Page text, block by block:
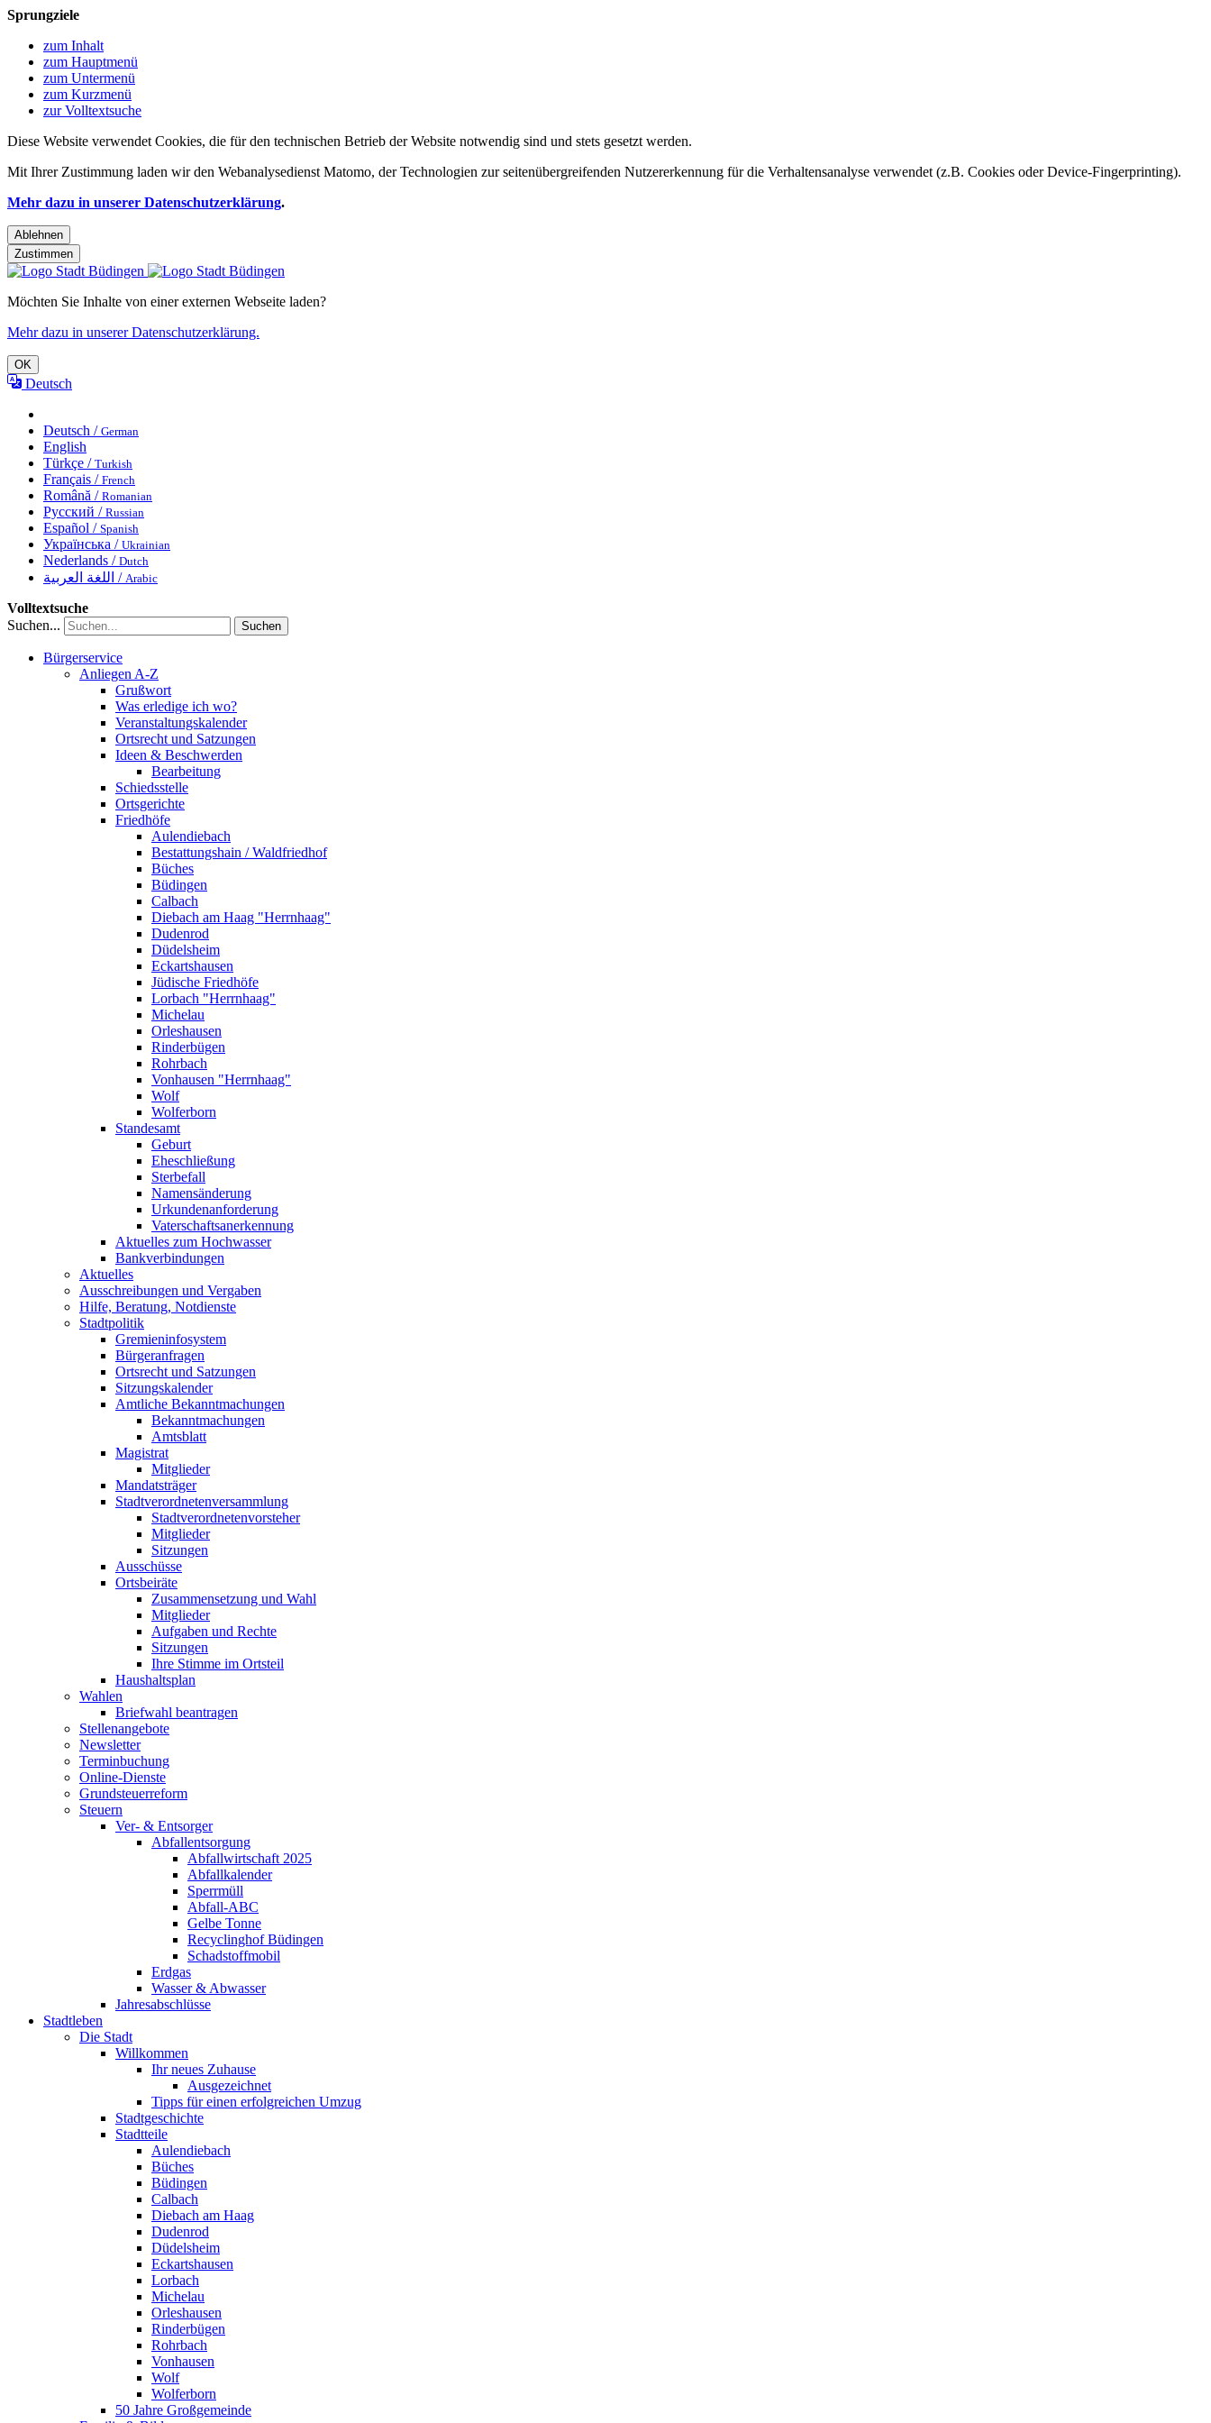
Sprungziele
zum Inhalt
zum Hauptmenü
zum Untermenü
zum Kurzmenü
zur Volltextsuche
Diese Website verwendet Cookies, die für den technischen Betrieb der Website notwendig sind und stets gesetzt werden.
Mit Ihrer Zustimmung laden wir den Webanalysedienst Matomo, der Technologien zur seitenübergreifenden Nutzererkennung für die Verhaltensanalyse verwendet (z.B. Cookies oder Device-Fingerprinting).
Mehr dazu in unserer Datenschutzerklärung.
Ablehnen
Zustimmen
Möchten Sie Inhalte von einer externen Webseite laden?
Mehr dazu in unserer Datenschutzerklärung.
OK
Deutsch
Deutsch / German
English
Türkçe / Turkish
Français / French
Română / Romanian
Русский / Russian
Español / Spanish
Українська / Ukrainian
Nederlands / Dutch
اللغة العربية / Arabic
Volltextsuche
Suchen...
Suchen
Bürgerservice
Anliegen A-Z
Grußwort
Was erledige ich wo?
Veranstaltungskalender
Ortsrecht und Satzungen
Ideen & Beschwerden
Bearbeitung
Schiedsstelle
Ortsgerichte
Friedhöfe
Aulendiebach
Bestattungshain / Waldfriedhof
Büches
Büdingen
Calbach
Diebach am Haag "Herrnhaag"
Dudenrod
Düdelsheim
Eckartshausen
Jüdische Friedhöfe
Lorbach "Herrnhaag"
Michelau
Orleshausen
Rinderbügen
Rohrbach
Vonhausen "Herrnhaag"
Wolf
Wolferborn
Standesamt
Geburt
Eheschließung
Sterbefall
Namensänderung
Urkundenanforderung
Vaterschaftsanerkennung
Aktuelles zum Hochwasser
Bankverbindungen
Aktuelles
Ausschreibungen und Vergaben
Hilfe, Beratung, Notdienste
Stadtpolitik
Gremieninfosystem
Bürgeranfragen
Ortsrecht und Satzungen
Sitzungskalender
Amtliche Bekanntmachungen
Bekanntmachungen
Amtsblatt
Magistrat
Mitglieder
Mandatsträger
Stadtverordnetenversammlung
Stadtverordnetenvorsteher
Mitglieder
Sitzungen
Ausschüsse
Ortsbeiräte
Zusammensetzung und Wahl
Mitglieder
Aufgaben und Rechte
Sitzungen
Ihre Stimme im Ortsteil
Haushaltsplan
Wahlen
Briefwahl beantragen
Stellenangebote
Newsletter
Terminbuchung
Online-Dienste
Grundsteuerreform
Steuern
Ver- & Entsorger
Abfallentsorgung
Abfallwirtschaft 2025
Abfallkalender
Sperrmüll
Abfall-ABC
Gelbe Tonne
Recyclinghof Büdingen
Schadstoffmobil
Erdgas
Wasser & Abwasser
Jahresabschlüsse
Stadtleben
Die Stadt
Willkommen
Ihr neues Zuhause
Ausgezeichnet
Tipps für einen erfolgreichen Umzug
Stadtgeschichte
Stadtteile
Aulendiebach
Büches
Büdingen
Calbach
Diebach am Haag
Dudenrod
Düdelsheim
Eckartshausen
Lorbach
Michelau
Orleshausen
Rinderbügen
Rohrbach
Vonhausen
Wolf
Wolferborn
50 Jahre Großgemeinde